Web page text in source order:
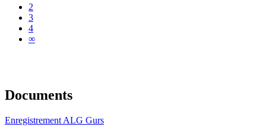
2
3
4
∞
Documents
Enregistrement ALG Gurs